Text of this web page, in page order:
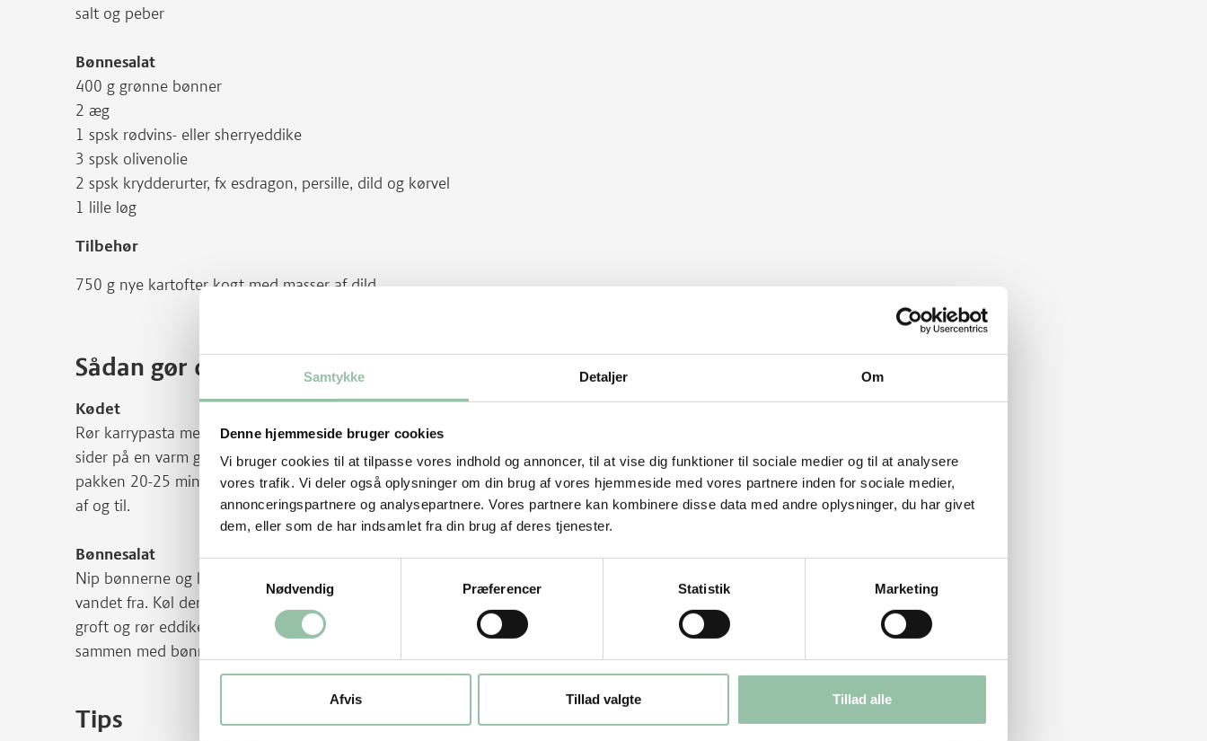
Samtykke Detaljer Om
Denne hjemmeside bruger cookies
Vi bruger cookies til at tilpasse vores indhold og annoncer, til at vise dig funktioner til sociale medier og til at analysere
vores trafik. Vi deler også oplysninger om din brug af vores hjemmeside med vores partnere inden for sociale medier,
annonceringspartnere og analysepartnere. Vores partnere kan kombinere disse data med andre oplysninger, du har givet
dem, eller som de har indsamlet fra din brug af deres tjenester.
Nødvendig
Præferencer Statistik Marketing
Afvis Tillad valgte Tillad alle
salt og peber
Bønnesalat
400 g grønne bønner
2 æg
1 spsk rødvins- eller sherryeddike
3 spsk olivenolie
2 spsk krydderurter, fx esdragon, persille, dild og kørvel
1 lille løg
Tilbehør
750 g nye kartofter kogt med masser af dild
Sådan gør du
Kødet
Rør karrypasta med salt og peber. Fordel blandingen på mignonen og grill kødet på alle
sider på en varm grill 5-6 minutter i alt. Tag kødet af grillen og pak det ind i stanniol. Grill
pakken 20-25 minutter i alt. Anbefalet centrumtemperatur er 65-70 grader. Vend pakken
af og til.
Bønnesalat
Nip bønnerne og kog dem i letsaltet vand ca. 5 minutter, til de stadig har bid. Hæld
vandet fra. Køl dem hurtigt af i koldt vand og lad dem dryppe af. Hak de hårdkogte æg
groft og rør eddike med olie, salt, peber og de hakkede krydderurter. Vend det hele
sammen med bønnerne og drys med finthakket løg.
Tips